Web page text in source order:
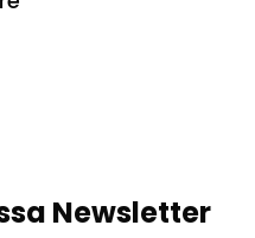
Newsletter